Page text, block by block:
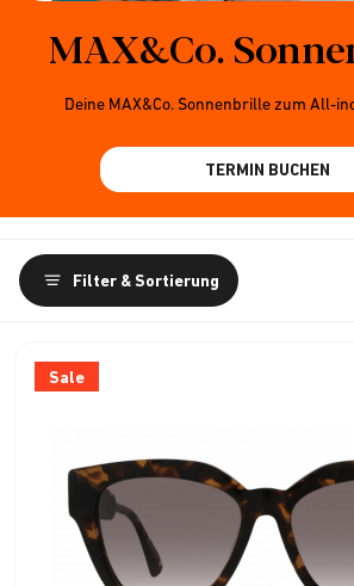
MAX&Co.
Deine MAX&Co. Sonnenbrille zum All-
TERMIN BUCHEN
Filter & Sortierung
Sale